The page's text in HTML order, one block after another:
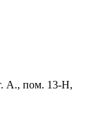
А., пом. 13-Н,